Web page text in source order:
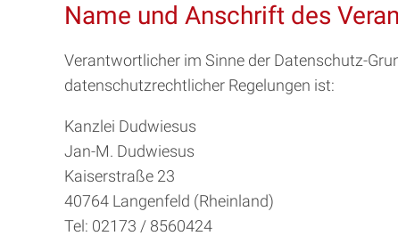
Name und Anschrift des
Verantwortlicher im Sinne der Datenschutz-
datenschutzrechtlicher Regelungen ist:
Kanzlei Dudwiesus
Jan-M. Dudwiesus
Kaiserstraße 23
40764 Langenfeld (Rheinland)
Tel: 02173 / 8560424